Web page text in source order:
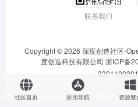
联系我们
Copyright © 2026 深度创造社区-
度创造科技有限公司 浙ICP备
社区首页 应用导航 资源整